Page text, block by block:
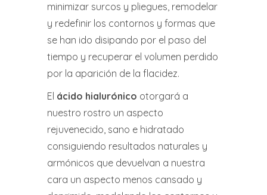
minimizar surcos y pliegues, remodelar
y redefinir los contornos y formas que
se han ido disipando por el paso del
tiempo y recuperar el volumen perdido
por la aparición de la flacidez.
El ácido hialurónico otorgará a
nuestro rostro un aspecto
rejuvenecido, sano e hidratado
consiguiendo resultados naturales y
armónicos que devuelvan a nuestra
cara un aspecto menos cansado y